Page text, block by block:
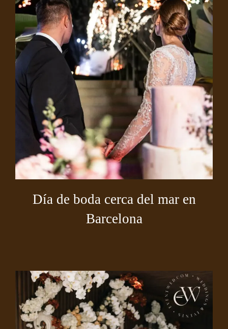
Día de boda cerca del mar en
Barcelona